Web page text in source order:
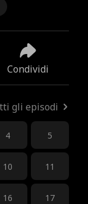
Condividi
gli episodi
4 5
10 11
16 17